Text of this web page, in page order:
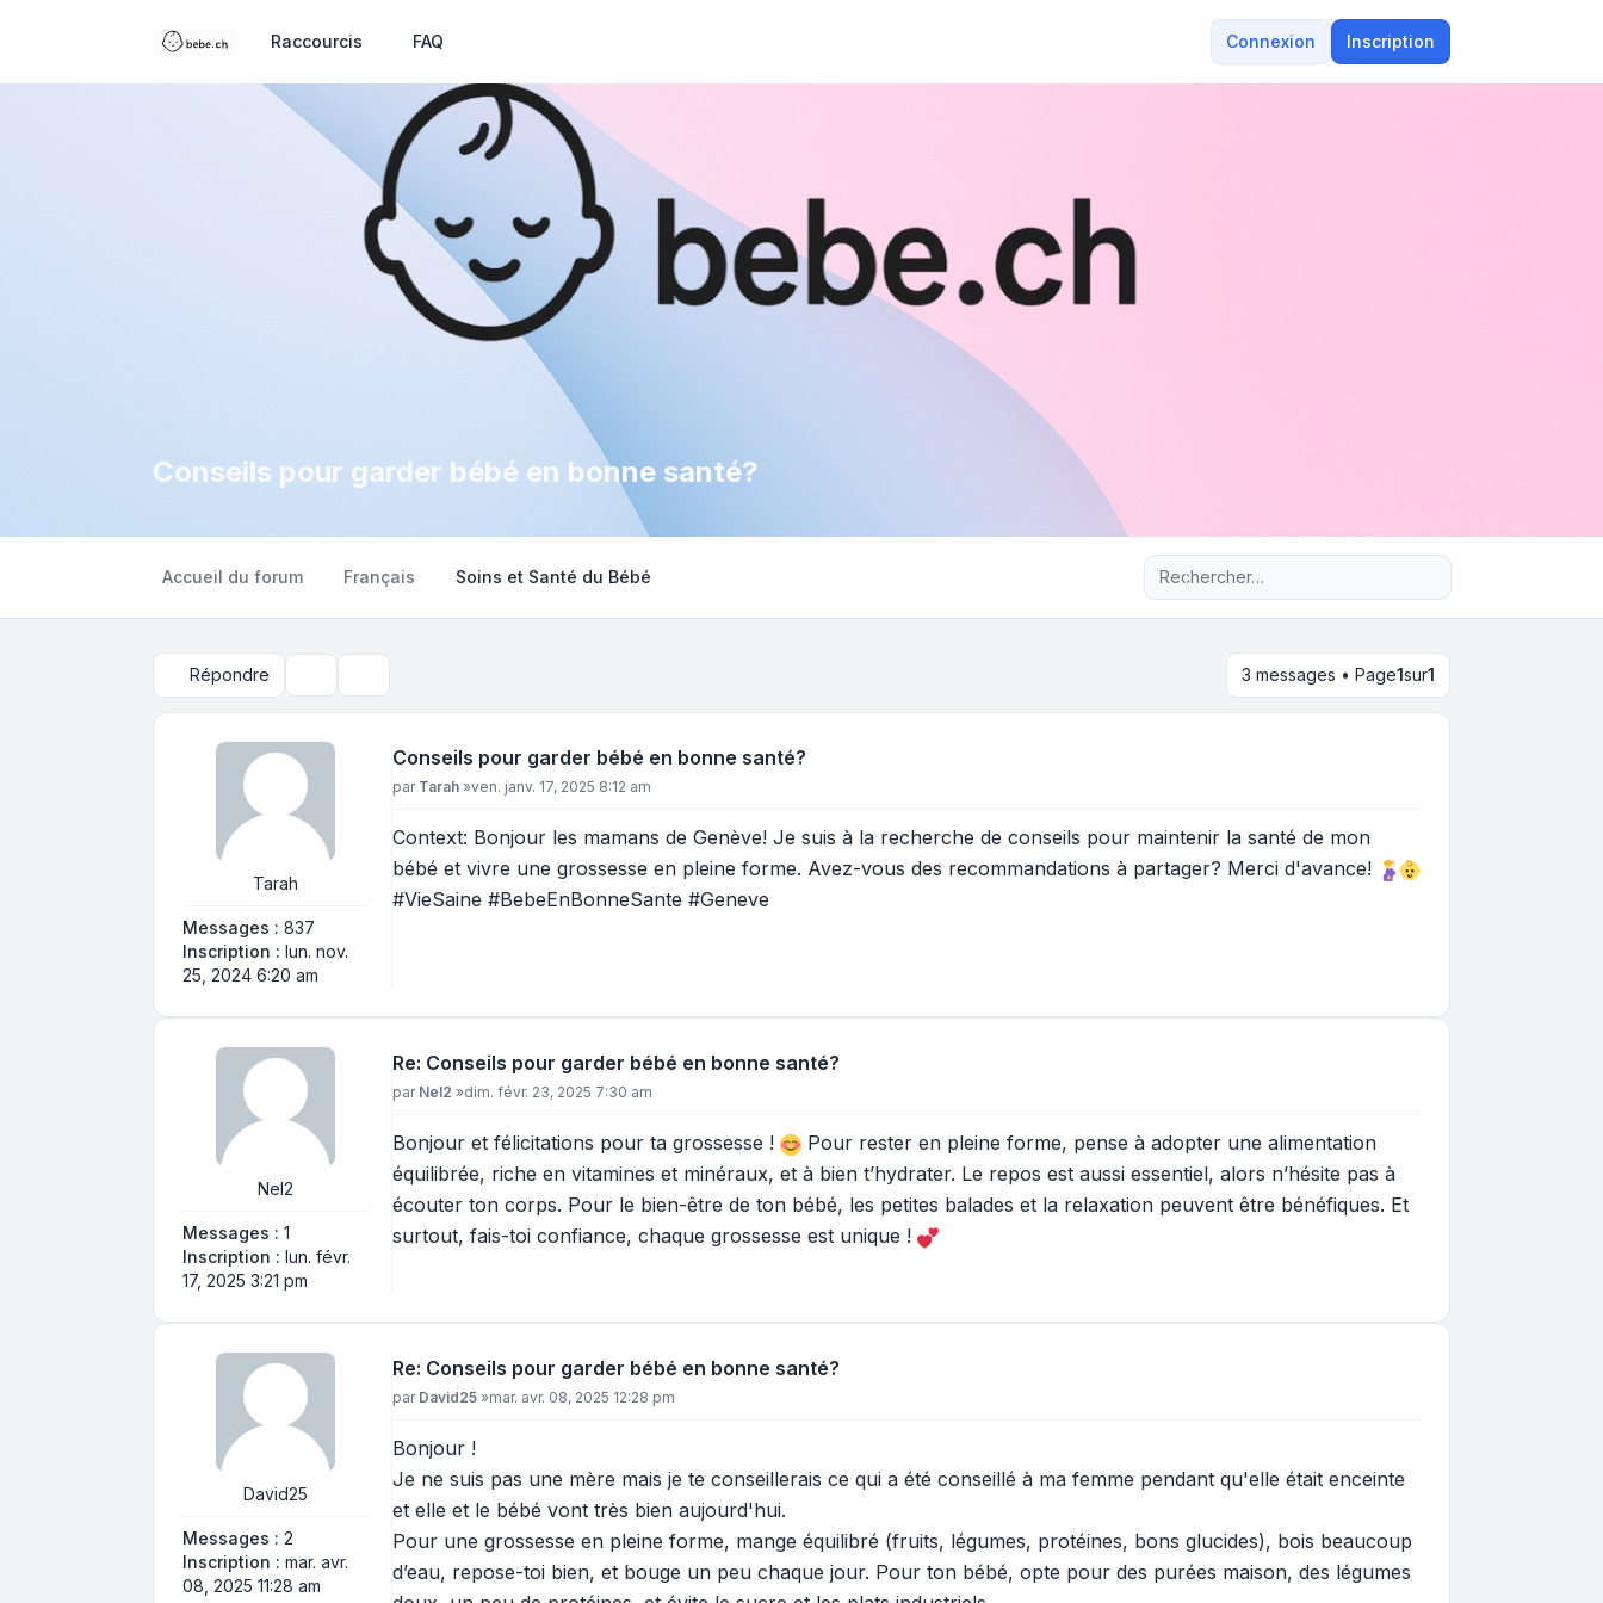
Raccourcis FAQ Connexion Inscription
Conseils pour garder bébé en bonne santé?
Accueil du forum Français Soins et Santé du Bébé Recherche avancée
Répondre 3 messages • Page1sur1
Tarah
Messages : 837
Inscription : lun. nov.
25, 2024 6:20 am
Conseils pour garder bébé en bonne santé?
Message
par Tarah »ven. janv. 17, 2025 8:12 am
Context: Bonjour les mamans de Genève! Je suis à la recherche de conseils pour maintenir la santé de mon
bébé et vivre une grossesse en pleine forme. Avez-vous des recommandations à partager? Merci d'avance!
#VieSaine #BebeEnBonneSante #Geneve
Nel2
Messages : 1
Inscription : lun. févr.
17, 2025 3:21 pm
Re: Conseils pour garder bébé en bonne santé?
Message
par Nel2 »dim. févr. 23, 2025 7:30 am
Bonjour et félicitations pour ta grossesse !
Pour rester en pleine forme, pense à adopter une alimentation
équilibrée, riche en vitamines et minéraux, et à bien t’hydrater. Le repos est aussi essentiel, alors n’hésite pas à
écouter ton corps. Pour le bien-être de ton bébé, les petites balades et la relaxation peuvent être bénéfiques. Et
surtout, fais-toi confiance, chaque grossesse est unique !
David25
Messages : 2
Inscription : mar. avr.
08, 2025 11:28 am
Re: Conseils pour garder bébé en bonne santé?
Message
par David25 »mar. avr. 08, 2025 12:28 pm
Bonjour !
Je ne suis pas une mère mais je te conseillerais ce qui a été conseillé à ma femme pendant qu'elle était enceinte
et elle et le bébé vont très bien aujourd'hui.
Pour une grossesse en pleine forme, mange équilibré (fruits, légumes, protéines, bons glucides), bois beaucoup
d’eau, repose-toi bien, et bouge un peu chaque jour. Pour ton bébé, opte pour des purées maison, des légumes